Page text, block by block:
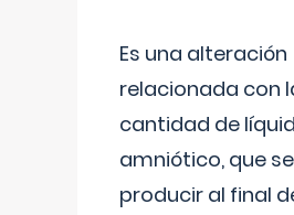
Es una alteración
relacionada con
cantidad de
amniótico, que
producir al final